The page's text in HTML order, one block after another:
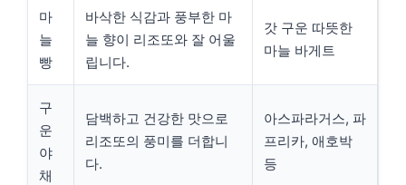
마
늘
빵
바삭한 식감과 풍부한 마
늘 향이 리조또와 잘 어울
립니다.
갓 구운 따뜻한
마늘 바게트
구
운
야
채
담백하고 건강한 맛으로
리조또의 풍미를 더합니
다.
아스파라거스, 파
프리카, 애호박
등